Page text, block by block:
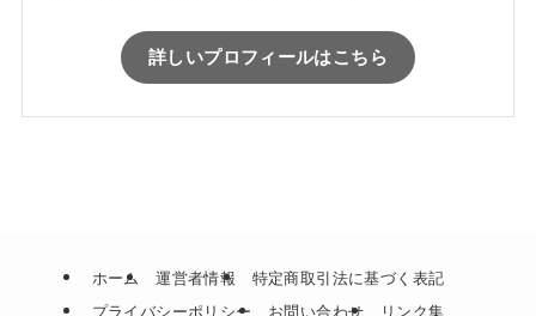
詳しいプロフィールはこちら
ホーム 運営者情報
特定商取引法に基づく表記
プライバシーポリシー
お問い合わせ リンク集